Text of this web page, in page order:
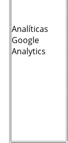
Analíticas
Google
Analytics